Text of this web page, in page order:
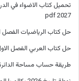
تحميل كتاب الاضواء في
2027 pdf
حل كتاب الرياضيات
حل كتاب العربي الفصل
طريقة حساب مساحة